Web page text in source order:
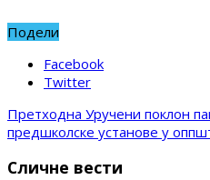
Подели
Facebook
Twitter
Претходна Уручени поклон
предшколске установе у
Сличне вести